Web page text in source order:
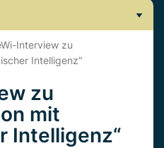
Interview zu
Intelligenz“
zu
mit
Intelligenz“